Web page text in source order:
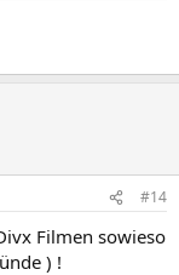
#14
Filmen sowieso
) !